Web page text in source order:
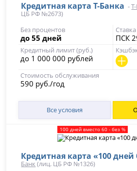
Кредитная карта Т-Банка -
ЦБ РФ №2673)
Без процентов
до 55 дней ПСК
Кредитный лимит (руб.)
до 1 000 000 рублей
Стоимость обслуживания
590 руб./год
Все условия
100 дней вместо 60 - без %
Кредитная карта «100 дней
Банк (лиц. ЦБ РФ №1326)